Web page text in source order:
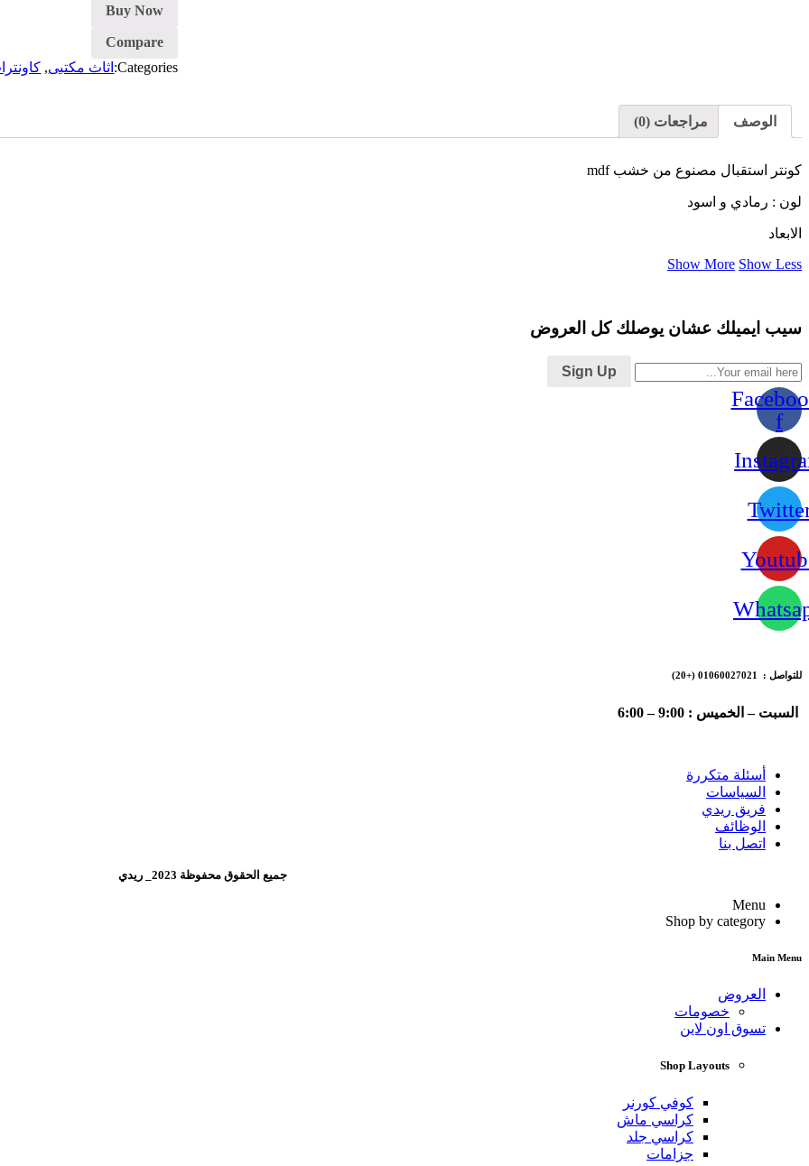
Buy Now
Compare
Categories: اثاث مكتبى,
الوصف مراجعات (0)
كونتر استقبال مصنوع من خشب mdf
لون : رمادي و اسود
الابعاد
Show More Show Less
سيب ايميلك عشان يوصلك كل العروض
Sign Up
f
للتواصل : 01060027021 (+20)
السبت – الخميس : 9:00 – 6:00
أسئلة متكررة
السياسات
فريق ريدي
الوظائف
اتصل بنا
جميع الحقوق محفوظة 2023_ ريدي
Menu
Shop by category
Main Menu
العروض
خصومات
تسوق اون لاين
Shop Layouts
كوفي كورنر
كراسي ماش
كراسي جلد
جزامات